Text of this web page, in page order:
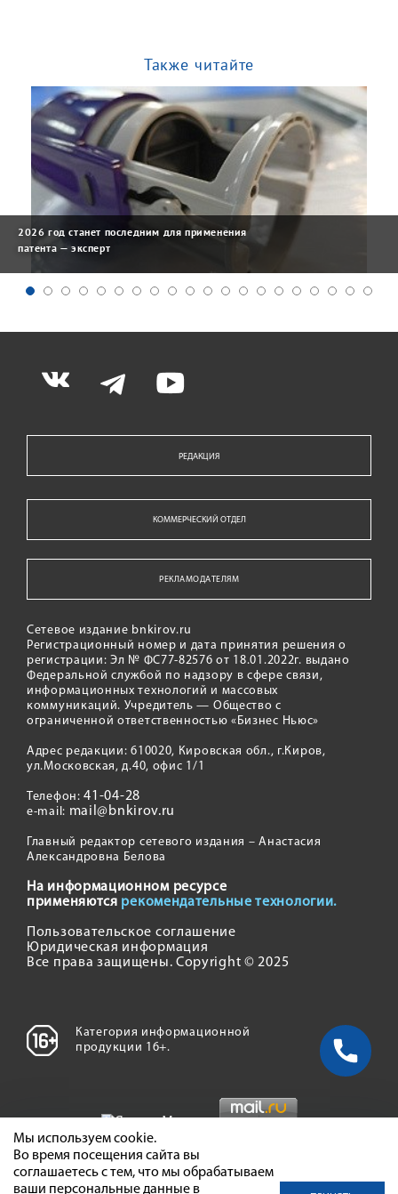
Также читайте
2026 год станет последним для применения
патента — эксперт
РЕДАКЦИЯ
КОММЕРЧЕСКИЙ ОТДЕЛ
РЕКЛАМОДАТЕЛЯМ
Сетевое издание bnkirov.ru
Регистрационный номер и дата принятия решения о
регистрации: Эл № ФС77-82576 от 18.01.2022г. выдано
Федеральной службой по надзору в сфере связи,
информационных технологий и массовых
коммуникаций. Учредитель — Общество с
ограниченной ответственностью «Бизнес Ньюс»
Адрес редакции: 610020, Кировская обл., г.Киров,
ул.Московская, д.40, офис 1/1
Телефон:41-04-28
e-mail: mail@bnkirov.ru
Главный редактор сетевого издания – Анастасия
Александровна Белова
На информационном ресурсе
применяются рекомендательные технологии.
Пользовательское соглашение
Юридическая информация
Все права защищены. Copyright © 2025
Категория информационной
продукции 16+.
Мы используем cookie.
Во время посещения сайта вы
соглашаетесь с тем, что мы обрабатываем
ваши персональные данные в